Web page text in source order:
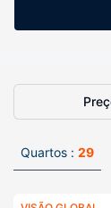
Quartos : 29